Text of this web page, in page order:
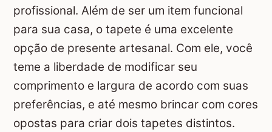
profissional. Além de ser um item funcional
para sua casa, o tapete é uma excelente
opção de presente artesanal. Com ele, você
teme a liberdade de modificar seu
comprimento e largura de acordo com suas
preferências, e até mesmo brincar com cores
opostas para criar dois tapetes distintos.